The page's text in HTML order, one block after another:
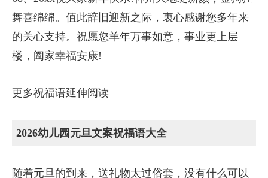
舞喜绵绵。值此辞旧迎新之际，衷心感谢您多年来
的关心支持。祝愿您羊年万事如意，事业更上层
楼，阖家幸福安康!
更多祝福语延伸阅读
2026幼儿园元旦文案祝福语大全
随着元旦的到来，送礼物太过俗套，没有什么可以